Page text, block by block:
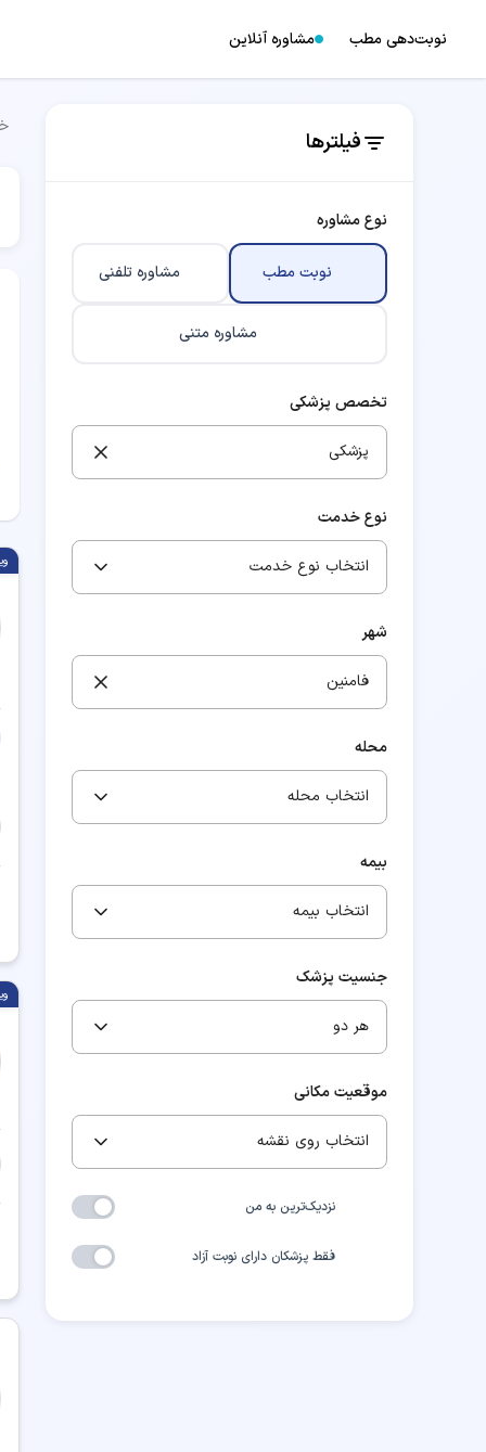
نوبت‌دهی مطب مشاوره آنلاین
فیلترها
نوع مشاوره
نوبت مطب مشاوره تلفنی
مشاوره متنی
تخصص پزشکی
پزشکی
نوع خدمت
انتخاب نوع خدمت
شهر
فامنین
محله
انتخاب محله
بیمه
انتخاب بیمه
جنسیت پزشک
هر دو
موقعیت مکانی
انتخاب روی نقشه
نزدیک‌ترین به من
فقط پزشکان دارای نوبت آزاد